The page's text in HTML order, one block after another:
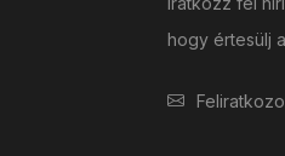
hogy értesülj